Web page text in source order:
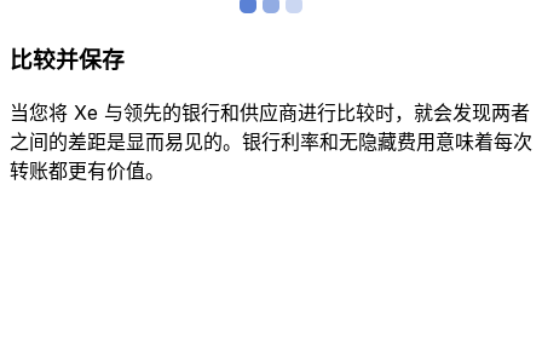
比较并保存
当您将 Xe 与领先的银行和供应商进行比较时，就会发现两者
之间的差距是显而易见的。银行利率和无隐藏费用意味着每次
转账都更有价值。